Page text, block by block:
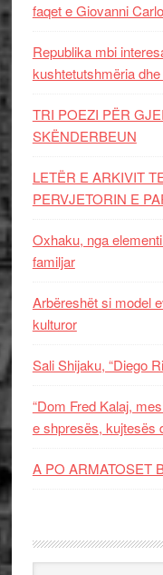
faqet e Giovanni
Republika mbi
kushtetutshmëria
TRI POEZI PËR
SKËNDERBEUN
LETËR E ARKIVIT
PERVJETORIN E
Oxhaku, nga
familjar
Arbëreshët si model
kulturor
Sali Shijaku, “Diego
“Dom Fred Kalaj,
e shpresës, kujtesës
A PO ARMATOSET